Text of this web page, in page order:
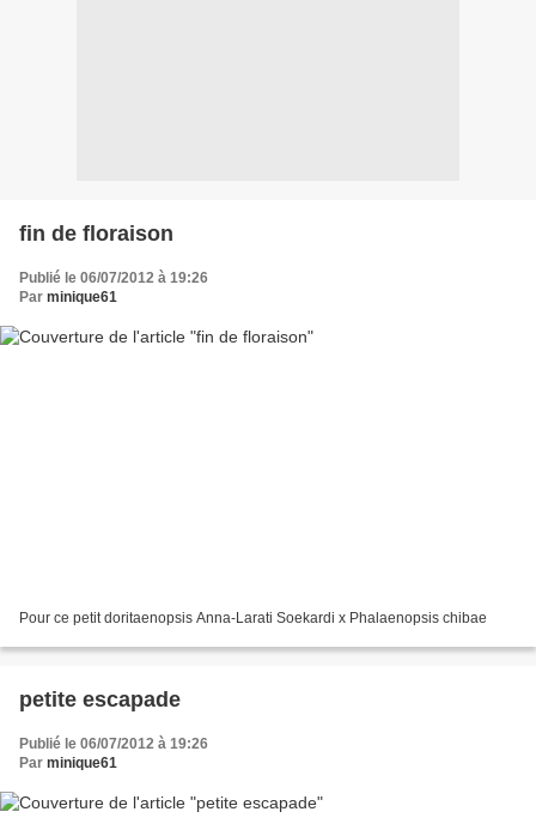
fin de floraison
Publié le 06/07/2012 à 19:26
Par minique61
Pour ce petit doritaenopsis Anna-Larati Soekardi x Phalaenopsis chibae
petite escapade
Publié le 06/07/2012 à 19:26
Par minique61